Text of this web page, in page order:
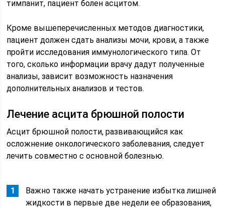
тимпанит, пациент болен асцитом.
Кроме вышеперечисленных методов диагностики,
пациент должен сдать анализы мочи, крови, а также
пройти исследования иммунологического типа. От
того, сколько информации врачу дадут полученные
анализы, зависит возможность назначения
дополнительных анализов и тестов.
Лечение асцита брюшной полости
Асцит брюшной полости, развивающийся как
осложнение онкологического заболевания, следует
лечить совместно с основной болезнью.
Важно также начать устранение избытка лишней
жидкости в первые две недели ее образования,